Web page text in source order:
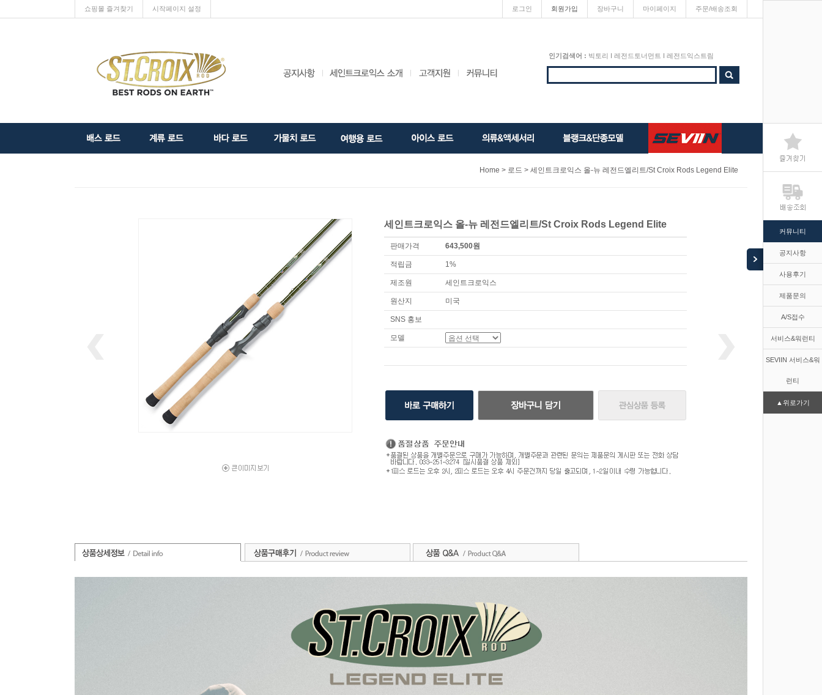
커뮤니티
공지사항
사용후기
제품문의
A/S접수
서비스&워런티
SEVIIN 서비스&워
런티
▲위로가기
쇼핑몰 즐겨찾기 시작페이지 설정 로그인 회원가입 장바구니 마이페이지 주문/배송조회
인기검색어 : 빅토리 I 레전드토너먼트 I 레전드익스트림
Home > 로드 > 세인트크로익스 올-뉴 레전드엘리트/St Croix Rods Legend Elite
세인트크로익스 올-뉴 레전드엘리트/St Croix Rods Legend Elite
판매가격 643,500원
적립금 1%
제조원 세인트크로익스
원산지 미국
SNS 홍보
모델